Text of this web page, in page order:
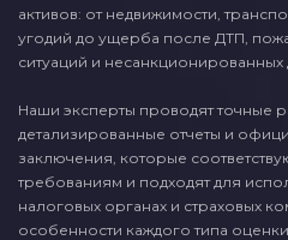
активов: от недвижимости,
угодий до ущерба после ДТП,
ситуаций и несанкционированных
Наши эксперты проводят точные
детализированные отчеты и
заключения, которые
требованиям и подходят для
налоговых органах и страховых
особенности каждого типа